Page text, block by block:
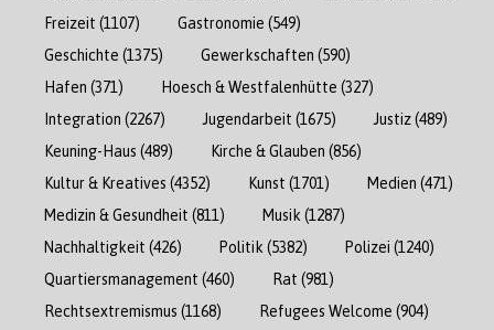
Freizeit (1107) Gastronomie (549)
Geschichte (1375) Gewerkschaften (590)
Hafen (371) Hoesch & Westfalenhütte (327)
Integration (2267) Jugendarbeit (1675) Justiz(489)
Keuning-Haus (489) Kirche & Glauben (856)
Kultur & Kreatives (4352) Kunst (1701) Medien (471)
Medizin & Gesundheit (811) Musik (1287)
Nachhaltigkeit (426) Politik (5382) Polizei (1240)
Quartiersmanagement (460) Rat (981)
Rechtsextremismus (1168) Refugees Welcome (904)